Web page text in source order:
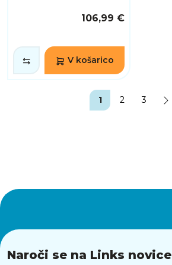
106,99 €
V košarico
1 2 3
Naroči se na Links novice